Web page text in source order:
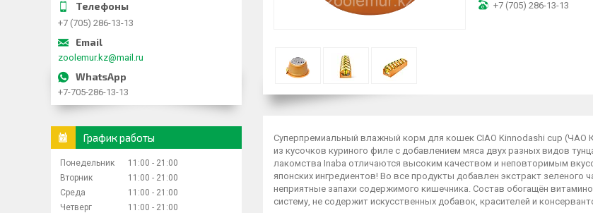
+7 (705) 286-13-13
Суперпремиальный влажный корм для кошек CIAO Kinnodashi cup
из кусочков куриного филе с добавлением мяса двух разных видов
лакомства Inaba отличаются высоким качеством и неповторимым
японских ингредиентов! Во все продукты добавлен экстракт зеленого
неприятные запахи содержимого кишечника. Состав обогащён
систему, не содержит искусственных добавок, красителей и
+7 (705) 286-13-13
zoolemur.kz@mail.ru
+7-705-286-13-13
График работы
Понедельник 11:00
21:00
Вторник
11:00
21:00
Среда
11:00
21:00
Четверг
11:00
21:00